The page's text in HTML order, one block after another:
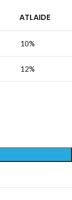
ATLAIDE
10%
12%